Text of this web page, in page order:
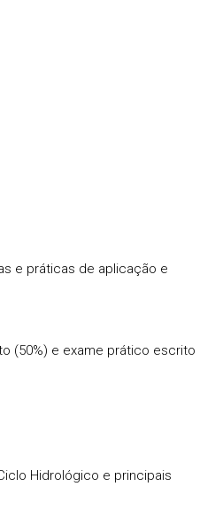
e práticas de aplicação e
(50%) e exame prático escrito
Hidrológico e principais